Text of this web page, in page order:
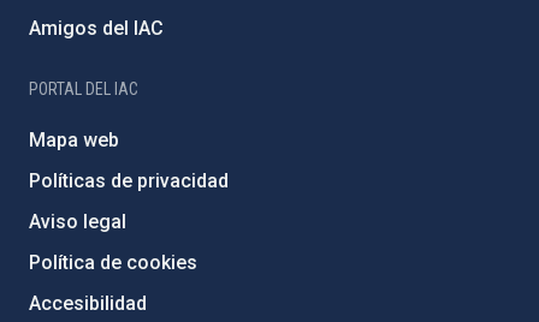
Amigos del IAC
PORTAL DEL IAC
Mapa web
Políticas de privacidad
Aviso legal
Política de cookies
Accesibilidad